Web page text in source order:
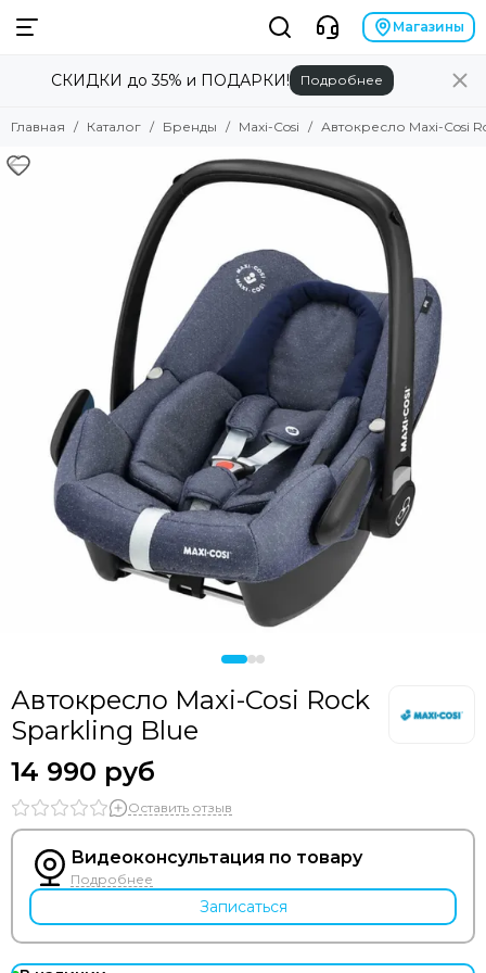
Смотреть все товары
Angela Bella
Baby Chipak
Bebizaro
Brand for my son
Britax Roemer
B.Toys
Bozz
Bumbleride
Doona
Drema BabyDou
Ducle
Ellipse
Erbesi
Espiro
GB
Hartan
Happy Baby
Heorshe
Магазины
СКИДКИ до 35% и ПОДАРКИ! Подробнее
Главная Каталог Бренды Maxi-Cosi Автокресло Maxi-Cosi
Автокресло Maxi-Cosi Rock
Sparkling Blue
14 990 руб
Оставить отзыв
Видеоконсультация по товару
Подробнее
Записаться